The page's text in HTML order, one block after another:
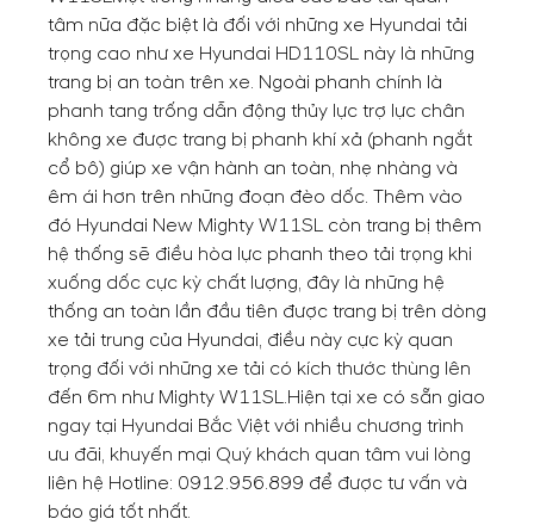
tâm nữa đặc biệt là đối với những xe Hyundai tải
trọng cao như xe Hyundai HD110SL này là những
trang bị an toàn trên xe. Ngoài phanh chính là
phanh tang trống dẫn động thủy lực trợ lực chân
không xe được trang bị phanh khí xả (phanh ngắt
cổ bô) giúp xe vận hành an toàn, nhẹ nhàng và
êm ái hơn trên những đoạn đèo dốc. Thêm vào
đó Hyundai New Mighty W11SL còn trang bị thêm
hệ thống sẽ điều hòa lực phanh theo tải trọng khi
xuống dốc cực kỳ chất lượng, đây là những hệ
thống an toàn lần đầu tiên được trang bị trên dòng
xe tải trung của Hyundai, điều này cực kỳ quan
trọng đối với những xe tải có kích thước thùng lên
đến 6m như Mighty W11SL.Hiện tại xe có sẵn giao
ngay tại Hyundai Bắc Việt với nhiều chương trình
ưu đãi, khuyến mại Quý khách quan tâm vui lòng
liên hệ Hotline: 0912.956.899 để được tư vấn và
báo giá tốt nhất.